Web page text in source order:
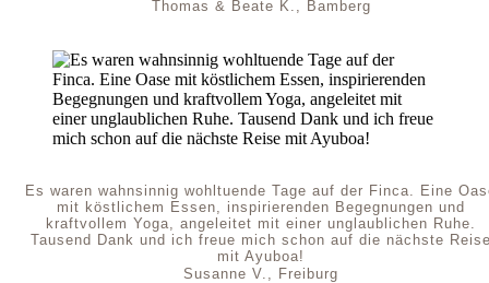
Thomas & Beate K., Bamberg
Es waren wahnsinnig wohltuende Tage auf der Finca. Eine
mit köstlichem Essen, inspirierenden Begegnungen und
kraftvollem Yoga, angeleitet mit einer unglaublichen Ruhe.
Tausend Dank und ich freue mich schon auf die nächste
mit Ayuboa!
Susanne V., Freiburg